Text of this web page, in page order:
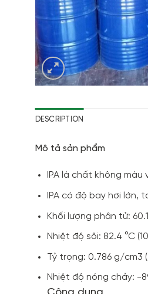
DESCRIPTION
Mô tả sản phẩm
IPA là chất không màu
IPA có độ bay hơi lớn,
Khối lượng phân tử:
Nhiệt độ sôi: 82.4 °C
Tỷ trọng: 0.786 g/cm3
Nhiệt độ nóng chảy: -